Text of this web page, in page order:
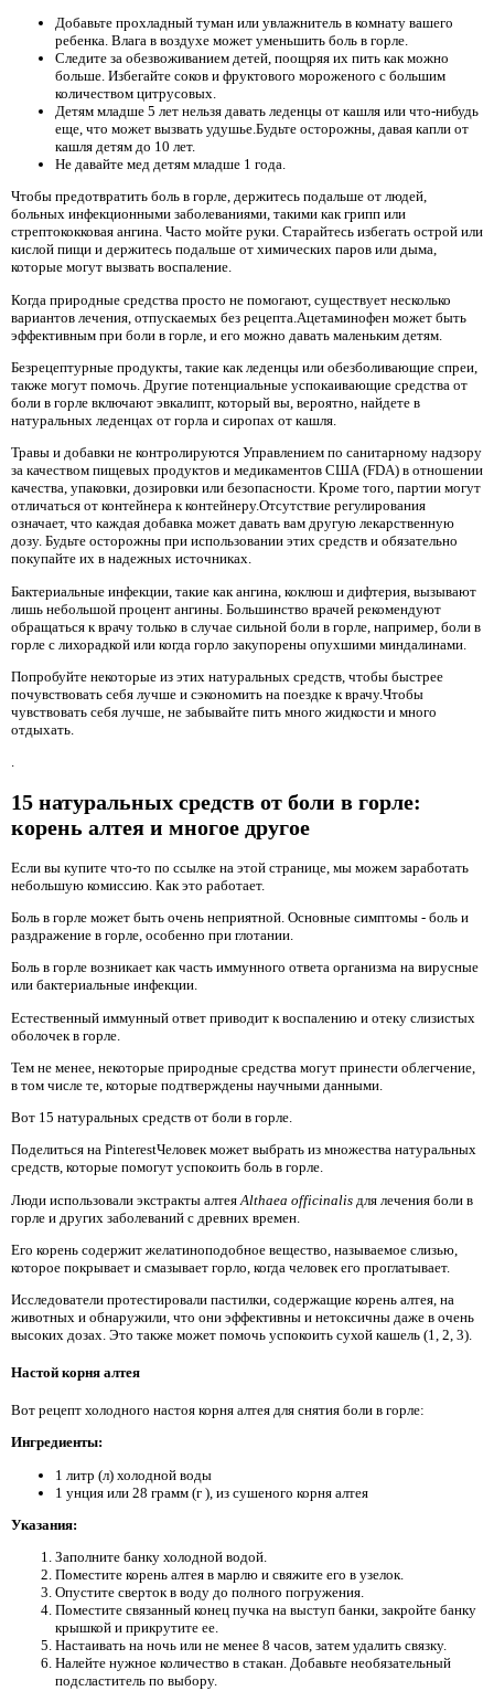
Добавьте прохладный туман или увлажнитель в комнату вашего
ребенка. Влага в воздухе может уменьшить боль в горле.
Следите за обезвоживанием детей, поощряя их пить как можно
больше. Избегайте соков и фруктового мороженого с большим
количеством цитрусовых.
Детям младше 5 лет нельзя давать леденцы от кашля или что-нибудь
еще, что может вызвать удушье.Будьте осторожны, давая капли от
кашля детям до 10 лет.
Не давайте мед детям младше 1 года.
Чтобы предотвратить боль в горле, держитесь подальше от людей,
больных инфекционными заболеваниями, такими как грипп или
стрептококковая ангина. Часто мойте руки. Старайтесь избегать острой или
кислой пищи и держитесь подальше от химических паров или дыма,
которые могут вызвать воспаление.
Когда природные средства просто не помогают, существует несколько
вариантов лечения, отпускаемых без рецепта.Ацетаминофен может быть
эффективным при боли в горле, и его можно давать маленьким детям.
Безрецептурные продукты, такие как леденцы или обезболивающие спреи,
также могут помочь. Другие потенциальные успокаивающие средства от
боли в горле включают эвкалипт, который вы, вероятно, найдете в
натуральных леденцах от горла и сиропах от кашля.
Травы и добавки не контролируются Управлением по санитарному надзору
за качеством пищевых продуктов и медикаментов США (FDA) в отношении
качества, упаковки, дозировки или безопасности. Кроме того, партии могут
отличаться от контейнера к контейнеру.Отсутствие регулирования
означает, что каждая добавка может давать вам другую лекарственную
дозу. Будьте осторожны при использовании этих средств и обязательно
покупайте их в надежных источниках.
Бактериальные инфекции, такие как ангина, коклюш и дифтерия, вызывают
лишь небольшой процент ангины. Большинство врачей рекомендуют
обращаться к врачу только в случае сильной боли в горле, например, боли в
горле с лихорадкой или когда горло закупорены опухшими миндалинами.
Попробуйте некоторые из этих натуральных средств, чтобы быстрее
почувствовать себя лучше и сэкономить на поездке к врачу.Чтобы
чувствовать себя лучше, не забывайте пить много жидкости и много
отдыхать.
.
15 натуральных средств от боли в горле:
корень алтея и многое другое
Если вы купите что-то по ссылке на этой странице, мы можем заработать
небольшую комиссию. Как это работает.
Боль в горле может быть очень неприятной. Основные симптомы - боль и
раздражение в горле, особенно при глотании.
Боль в горле возникает как часть иммунного ответа организма на вирусные
или бактериальные инфекции.
Естественный иммунный ответ приводит к воспалению и отеку слизистых
оболочек в горле.
Тем не менее, некоторые природные средства могут принести облегчение,
в том числе те, которые подтверждены научными данными.
Вот 15 натуральных средств от боли в горле.
Поделиться на PinterestЧеловек может выбрать из множества натуральных
средств, которые помогут успокоить боль в горле.
Люди использовали экстракты алтея Althaea officinalis для лечения боли в
горле и других заболеваний с древних времен.
Его корень содержит желатиноподобное вещество, называемое слизью,
которое покрывает и смазывает горло, когда человек его проглатывает.
Исследователи протестировали пастилки, содержащие корень алтея, на
животных и обнаружили, что они эффективны и нетоксичны даже в очень
высоких дозах. Это также может помочь успокоить сухой кашель (1, 2, 3).
Настой корня алтея
Вот рецепт холодного настоя корня алтея для снятия боли в горле:
Ингредиенты:
1 литр (л) холодной воды
1 унция или 28 грамм (г ), из сушеного корня алтея
Указания:
Заполните банку холодной водой.
Поместите корень алтея в марлю и свяжите его в узелок.
Опустите сверток в воду до полного погружения.
Поместите связанный конец пучка на выступ банки, закройте банку
крышкой и прикрутите ее.
Настаивать на ночь или не менее 8 часов, затем удалить связку.
Налейте нужное количество в стакан. Добавьте необязательный
подсластитель по выбору.